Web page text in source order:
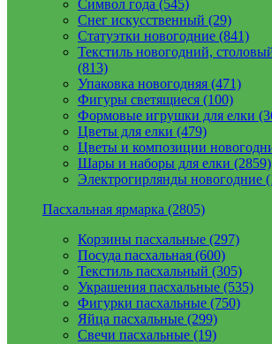
Символ года (545)
Снег искусственный (29)
Статуэтки новогодние (841)
Текстиль новогодний,
(813)
Упаковка новогодняя (471)
Фигуры светящиеся (100)
Формовые игрушки для елки
Цветы для елки (479)
Цветы и композиции
Шары и наборы для елки (2859)
Электрогирлянды новогодние
Пасхальная ярмарка (2805)
Корзины пасхальные (297)
Посуда пасхальная (600)
Текстиль пасхальный (305)
Украшения пасхальные (535)
Фигурки пасхальные (750)
Яйца пасхальные (299)
Свечи пасхальные (19)